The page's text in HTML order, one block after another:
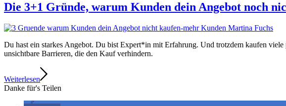
Die 3+1 Gründe, warum Kunden dein Angebot noch
Du hast ein starkes Angebot. Du bist Expert*in mit Erfahrung. Und trotzdem kaufen
unsichtbare Barrieren, die den Kauf verhindern.
Weiterlesen
Danke für's Teilen